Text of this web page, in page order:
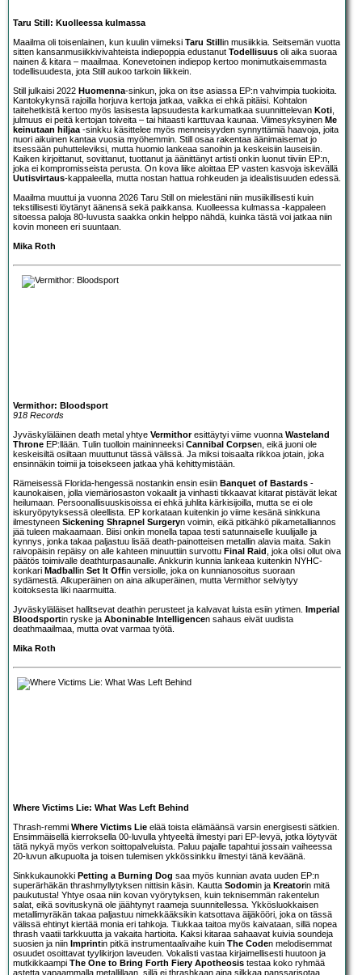
Taru Still: Kuolleessa kulmassa
Maailma oli toisenlainen, kun kuulin viimeksi Taru Stillin musiikkia. Seitsemän vuotta
sitten kansanmusiikkivivahteista indiepoppia edustanut Todellisuus oli aika suoraa
nainen & kitara – maailmaa. Konevetoinen indiepop kertoo monimutkaisemmasta
todellisuudesta, jota Still aukoo tarkoin liikkein.
Still julkaisi 2022 Huomenna-sinkun, joka on itse asiassa EP:n vahvimpia tuokioita.
Kantokykynsä rajoilla horjuva kertoja jatkaa, vaikka ei ehkä pitäisi. Kohtalon
taitehetkistä kertoo myös lasisesta lapsuudesta karkumatkaa suunnittelevan Koti
julmuus ei peitä kertojan toiveita – tai hitaasti karttuvaa kaunaa. Viimesyksyinen Me
keinutaan hiljaa -sinkku käsittelee myös menneisyyden synnyttämiä haavoja, joita
nuori aikuinen kantaa vuosia myöhemmin. Still osaa rakentaa äänimaisemat jo
itsessään puhutteleviksi, mutta huomio lankeaa sanoihin ja keskeisiin lauseisiin.
Kaiken kirjoittanut, sovittanut, tuottanut ja äänittänyt artisti onkin luonut tiiviin EP:n,
joka ei kompromisseista perusta. On kova liike aloittaa EP vasten kasvoja iskevällä
Uutisvirtaus-kappaleella, mutta nostan hattua rohkeuden ja idealistisuuden edessä.
Maailma muuttui ja vuonna 2026 Taru Still on mielestäni niin musiikillisesti kuin
tekstillisesti löytänyt äänensä sekä paikkansa. Kuolleessa kulmassa -kappaleen
sitoessa paloja 80-luvusta saakka onkin helppo nähdä, kuinka tästä voi jatkaa niin
kovin moneen eri suuntaan.
Mika Roth
Vermithor: Bloodsport
918 Records
Jyväskyläläinen death metal yhtye Vermithoresittäytyi viime vuonna Wasteland
Throne EP:llään. Tulin tuolloin maininneeksi Cannibal Corpsen, eikä juoni ole
keskeisiltä osiltaan muuttunut tässä välissä. Ja miksi toisaalta rikkoa jotain, joka
ensinnäkin toimii ja toisekseen jatkaa yhä kehittymistään.
Rämeisessä Florida-hengessä nostankin ensin esiin Banquet of Bastards -
kaunokaisen, jolla viemäriosaston vokaalit ja vinhasti tikkaavat kitarat pistävät lekat
heilumaan. Persoonallisuuskisoissa ei ehkä juhlita kärkisijoilla, mutta se ei ole
iskuryöpytyksessä oleellista. EP korkataan kuitenkin jo viime kesänä sinkkuna
ilmestyneen Sickening Shrapnel Surgeryn voimin, eikä pitkähkö pikametalliannos
jää tuleen makaamaan. Biisi onkin monella tapaa testi satunnaiselle kuulijalle ja
kynnys, jonka takaa paljastuu lisää death-painotteisen metallin alavia maita. Sakin
raivopäisin repäisy on alle kahteen minuuttiin survottu Final Raid , joka olisi ollut oiva
päätös toimivalle deathturpasaunalle. Ankkurin kunnia lankeaa kuitenkin NYHC-
konkari Madballin Set It Offin versiolle, joka on kunnianosoitus suoraan
sydämestä. Alkuperäinen on aina alkuperäinen, mutta Vermithor selviytyy
koitoksesta liki naarmuitta.
Jyväskyläläiset hallitsevat deathin perusteet ja kalvavat luista esiin ytimen. Imperial
Bloodsportin ryske ja Aboninable Intelligencen sahaus eivät uudista
deathmaailmaa, mutta ovat varmaa työtä.
Mika Roth
Where Victims Lie: What Was Left Behind
Thrash-remmi Where Victims Lie elää toista elämäänsä varsin energisesti sätkien.
Ensimmäisellä kierroksella 00-luvulla yhtyeeltä ilmestyi pari EP-levyä, jotka löytyvät
tätä nykyä myös verkon soittopalveluista. Paluu pajalle tapahtui jossain vaiheessa
20-luvun alkupuolta ja toisen tulemisen ykkössinkku ilmestyi tänä keväänä.
Sinkkukaunokki Petting a Burning Dog saa myös kunnian avata uuden EP:n
superärhäkän thrashmyllytyksen nittisin käsin. Kautta Sodomin ja Kreatorin mitä
paukutusta! Yhtye osaa niin kovan vyörytyksen, kuin teknisemmän rakentelun
salat, eikä sovituskynä ole jäähtynyt raameja suunnitellessa. Ykkösluokkaisen
metallimyräkän takaa paljastuu nimekkääksikin katsottava äijäkööri, joka on tässä
välissä ehtinyt kiertää monia eri tahkoja. Tiukkaa taitoa myös kaivataan, sillä nopea
thrash vaatii tarkkuutta ja vakaita hartioita. Kaksi kitaraa sahaavat kuivia soundeja
suosien ja niin Imprintin pitkä instrumentaalivaihe kuin The Coden melodisemmat
osuudet osoittavat tyylikirjon laveuden. Vokalisti vastaa kirjaimellisesti huutoon ja
mutkikkaampi The One to Bring Forth Fiery Apotheosis testaa koko ryhmää
astetta vapaammalla metallillaan, sillä ei thrashkaan aina silkkaa panssarisotaa